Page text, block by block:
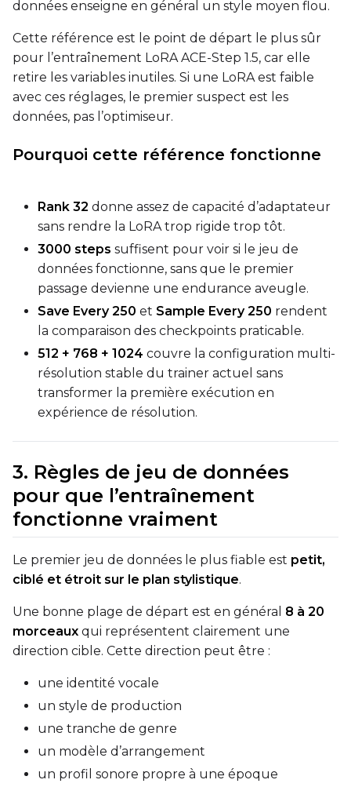
données enseigne en général un style moyen flou.
Cette référence est le point de départ le plus sûr
pour l’entraînement LoRA ACE-Step 1.5, car elle
retire les variables inutiles. Si une LoRA est faible
avec ces réglages, le premier suspect est les
données, pas l’optimiseur.
Pourquoi cette référence fonctionne
Rank 32 donne assez de capacité d’adaptateur
sans rendre la LoRA trop rigide trop tôt.
3000 steps suffisent pour voir si le jeu de
données fonctionne, sans que le premier
passage devienne une endurance aveugle.
Save Every 250 et Sample Every 250 rendent
la comparaison des checkpoints praticable.
512 + 768 + 1024 couvre la configuration multi-
résolution stable du trainer actuel sans
transformer la première exécution en
expérience de résolution.
3. Règles de jeu de données
pour que l’entraînement
fonctionne vraiment
Le premier jeu de données le plus fiable est petit,
ciblé et étroit sur le plan stylistique.
Une bonne plage de départ est en général 8 à 20
morceaux qui représentent clairement une
direction cible. Cette direction peut être :
une identité vocale
un style de production
une tranche de genre
un modèle d’arrangement
un profil sonore propre à une époque